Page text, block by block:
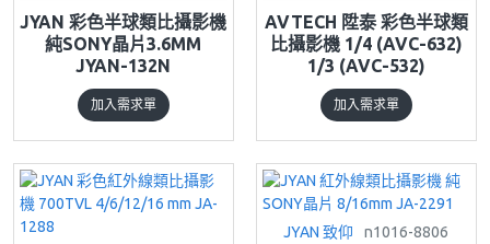
JYAN 彩色半球類比攝影機
純SONY晶片3.6MM
JYAN-132N
加入需求單
AVTECH 陞泰 彩色半球類
比攝影機 1/4 (AVC-632)
1/3 (AVC-532)
加入需求單
JYAN 致仰 n1016-8806